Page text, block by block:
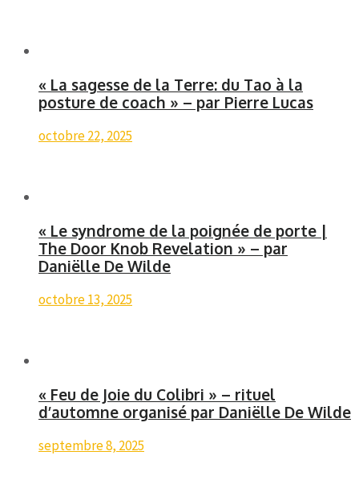
« La sagesse de la Terre: du Tao à la
posture de coach » – par Pierre Lucas
octobre 22, 2025
« Le syndrome de la poignée de porte |
The Door Knob Revelation » – par
Daniëlle De Wilde
octobre 13, 2025
« Feu de Joie du Colibri » – rituel
d’automne organisé par Daniëlle De Wilde
septembre 8, 2025